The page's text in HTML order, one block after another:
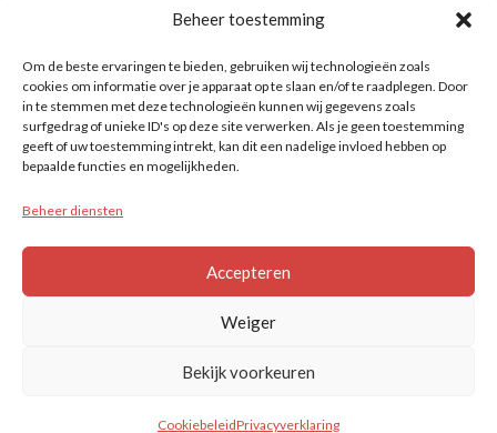
Beheer toestemming
Om de beste ervaringen te bieden, gebruiken wij technologieën zoals
cookies om informatie over je apparaat op te slaan en/of te raadplegen. Door
in te stemmen met deze technologieën kunnen wij gegevens zoals
surfgedrag of unieke ID's op deze site verwerken. Als je geen toestemming
geeft of uw toestemming intrekt, kan dit een nadelige invloed hebben op
bepaalde functies en mogelijkheden.
Beheer diensten
Accepteren
Weiger
Bekijk voorkeuren
CookiebeleidPrivacyverklaring
Nieuwe Herengracht 18
1018 DP Amsterdam
t: 020 5353 700
e: info@protestantsamsterdam.nl
Protestantse Diaconie Amsterdam
e: info@diaconie.org